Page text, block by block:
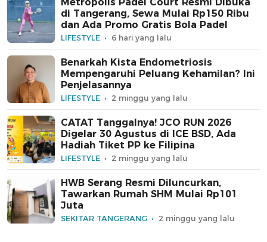
di Tangerang, Sewa Mulai Rp150 Ribu
dan Ada Promo Gratis Bola Padel
LIFESTYLE 6 hari yang lalu
Benarkah Kista Endometriosis
Mempengaruhi Peluang Kehamilan? Ini
Penjelasannya
LIFESTYLE 2 minggu yang lalu
CATAT Tanggalnya! JCO RUN 2026
Digelar 30 Agustus di ICE BSD, Ada
Hadiah Tiket PP ke Filipina
LIFESTYLE 2 minggu yang lalu
HWB Serang Resmi Diluncurkan,
Tawarkan Rumah SHM Mulai Rp101
Juta
SEKITAR TANGERANG 2 minggu yang lalu